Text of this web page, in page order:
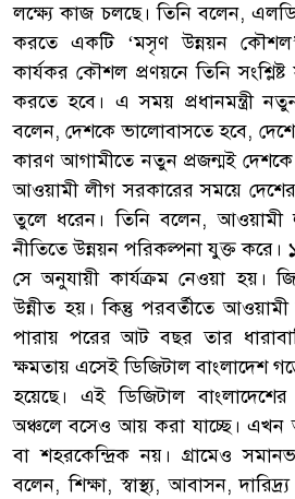
লক্ষ্যে কাজ চলছে। তিনি বলেন,
করতে একটি ‘মসৃণ উন্নয়ন কৌশল’
কার্যকর কৌশল প্রণয়নে তিনি
করতে হবে। এ সময় প্রধানমন্ত্রী
বলেন, দেশকে ভালোবাসতে হবে,
কারণ আগামীতে নতুন প্রজন্মই দেশকে
আওয়ামী লীগ সরকারের সময়ে দেশের
তুলে ধরেন। তিনি বলেন, আওয়ামী
নীতিতে উন্নয়ন পরিকল্পনা যুক্ত
সে অনুযায়ী কার্যক্রম নেওয়া হয়।
উন্নীত হয়। কিন্তু পরবর্তীতে
পারায় পরের আট বছর তার
ক্ষমতায় এসেই ডিজিটাল বাংলাদেশ
হয়েছে। এই ডিজিটাল বাংলাদেশের
অঞ্চলে বসেও আয় করা যাচ্ছে। এখন
বা শহরকেন্দ্রিক নয়। গ্রামেও
বলেন, শিক্ষা, স্বাস্থ্য, আবাসন,